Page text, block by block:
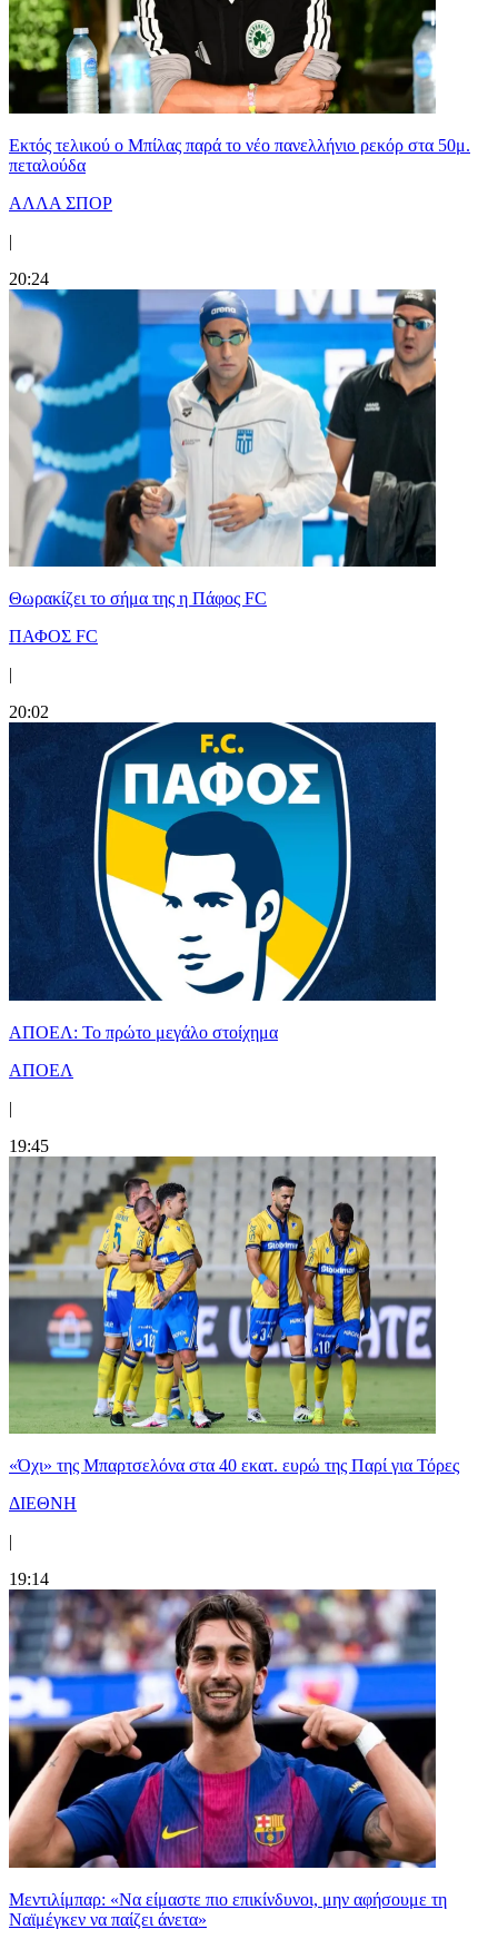
Εκτός τελικού ο Μπίλας παρά το νέο πανελλήνιο ρεκόρ στα 50μ.
πεταλούδα
ΑΛΛΑ ΣΠΟΡ
|
20:24
Θωρακίζει το σήμα της η Πάφος FC
ΠΑΦΟΣ FC
|
20:02
ΑΠΟΕΛ: Το πρώτο μεγάλο στοίχημα
ΑΠΟΕΛ
|
19:45
«Όχι» της Μπαρτσελόνα στα 40 εκατ. ευρώ της Παρί για Τόρες
ΔΙΕΘΝΗ
|
19:14
Μεντιλίμπαρ: «Να είμαστε πιο επικίνδυνοι, μην αφήσουμε τη
Ναϊμέγκεν να παίζει άνετα»